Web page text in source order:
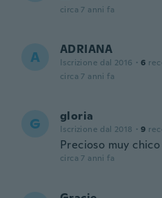
circa 7 anni fa
A ADRIANA
Iscrizione dal 2016 · 6
circa 7 anni fa
G gloria
Iscrizione dal 2018 · 9
Precioso muy
circa 7 anni fa